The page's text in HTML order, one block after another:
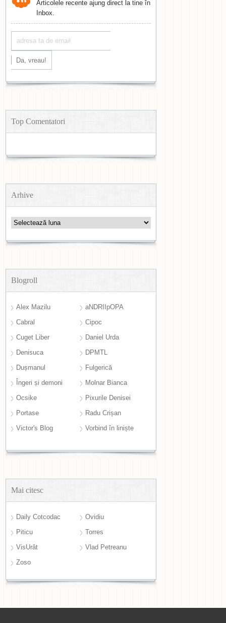
Articolele recente ajung direct la tine în
Inbox.
Top Comentatori
Arhive
Arhive
Blogroll
Alex Mazilu
aNDRIIpOPA
Cabral
Cipoc
Cuget Liber
Daniel Urda
Denisuca
DPMTL
Dușmanul
Fulgerică
Îngeri și demoni
Molnar Bianca
Ocsike
Pixurile Denisei
Portase
Radu Crișan
Victor's Blog
Vorbind în liniște
Mai citesc
Daily Cotcodac
Ovidiu
Piticu
Torres
VisUrât
Vlad Petreanu
Zoso